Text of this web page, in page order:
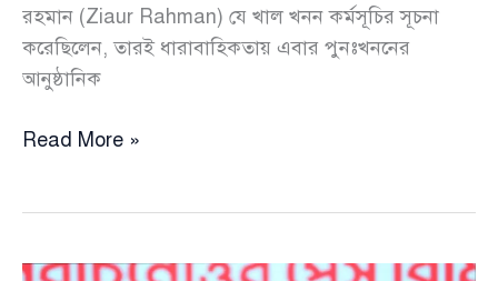
রহমান (Ziaur Rahman) যে খাল খনন কর্মসূচির সূচনা
করেছিলেন, তারই ধারাবাহিকতায় এবার পুনঃখননের
আনুষ্ঠানিক
পাঁচ
কাটা
Read More »